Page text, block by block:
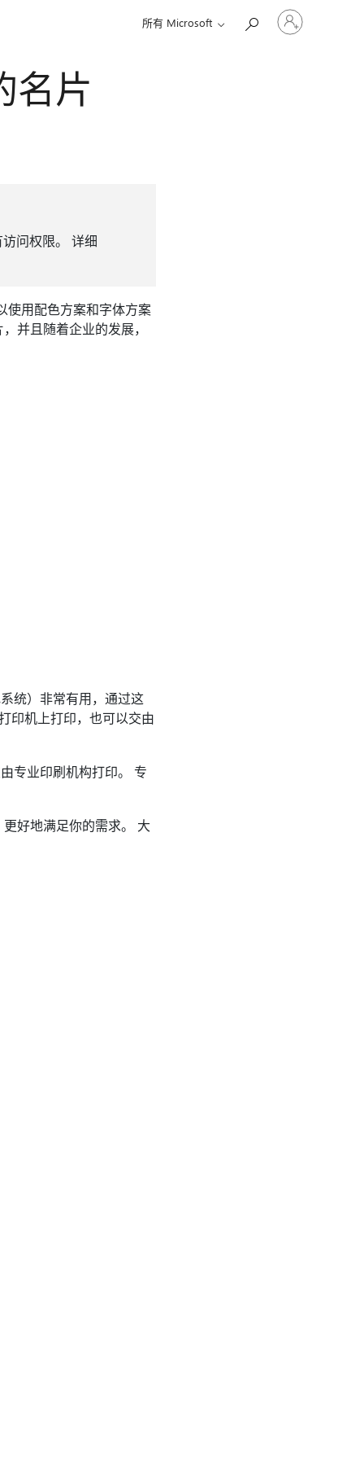
所有 Microsoft
请
登
名片
问权限。 详细
使用配色方案和字体方案
并且随着企业的发展，
统）非常有用，通过这
印机上打印，也可以交由
专业印刷机构打印。 专
好地满足你的需求。 大